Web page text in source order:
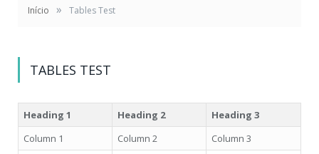
Início » Tables Test
TABLES TEST
Heading 1 Heading 2
Heading 3
Column 1
Column 2
Column 3